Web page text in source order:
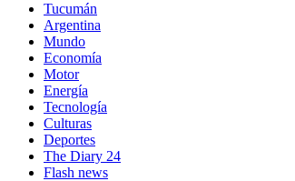
Tucumán
Argentina
Mundo
Economía
Motor
Energía
Tecnología
Culturas
Deportes
The Diary 24
Flash news